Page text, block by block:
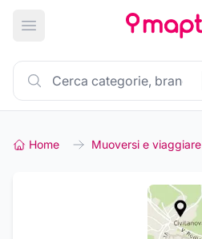
Apri menu principale
Home Muoversi e viaggiare